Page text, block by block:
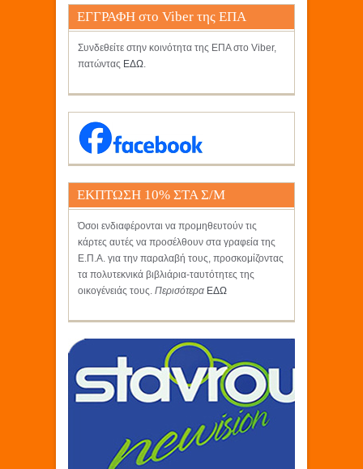
ΕΓΓΡΑΦΗ στο Viber της ΕΠΑ
Συνδεθείτε στην κοινότητα της ΕΠΑ στο Viber,
πατώντας ΕΔΩ.
ΕΚΠΤΩΣΗ 10% ΣΤΑ Σ/Μ
ΚΡΗΤΙΚΟΣ
Όσοι ενδιαφέρονται να προμηθευτούν τις
κάρτες αυτές να προσέλθουν στα γραφεία της
Ε.Π.Α. για την παραλαβή τους, προσκομίζοντας
τα πολυτεκνικά βιβλιάρια-ταυτότητες της
οικογένειάς τους. Περισότερα ΕΔΩ